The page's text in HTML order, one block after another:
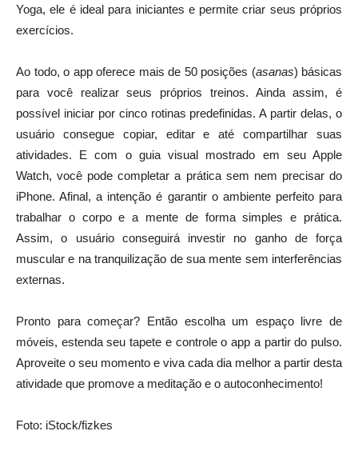
Yoga, ele é ideal para iniciantes e permite criar seus próprios
exercícios.
Ao todo, o app oferece mais de 50 posições (asanas) básicas
para você realizar seus próprios treinos. Ainda assim, é
possível iniciar por cinco rotinas predefinidas. A partir delas, o
usuário consegue copiar, editar e até compartilhar suas
atividades. E com o guia visual mostrado em seu Apple
Watch, você pode completar a prática sem nem precisar do
iPhone. Afinal, a intenção é garantir o ambiente perfeito para
trabalhar o corpo e a mente de forma simples e prática.
Assim, o usuário conseguirá investir no ganho de força
muscular e na tranquilização de sua mente sem interferências
externas.
Pronto para começar? Então escolha um espaço livre de
móveis, estenda seu tapete e controle o app a partir do pulso.
Aproveite o seu momento e viva cada dia melhor a partir desta
atividade que promove a meditação e o autoconhecimento!
Foto: iStock/fizkes